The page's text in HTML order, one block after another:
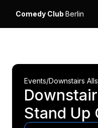
Comedy Club Berlin
Events/Downstairs
Stand Up